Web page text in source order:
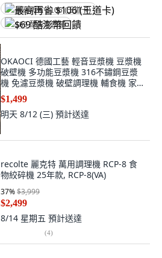
最高再省 $106 (王道卡)
$69 酷澎幣回饋
OKAOCI 德國工藝 輕音豆漿機 豆漿機
破壁機 多功能豆漿機 316不鏽鋼豆漿
機 免濾豆漿機 破壁調理機 輔食機 家
用早餐機 米糊機 智能豆漿機 保溫豆漿
機 自動清洗豆漿機, 沃科奇-706豆漿
機-1.6L雙刀頭
$1,499
明天 8/12 (三) 預計送達
recolte 麗克特 萬用調理機 RCP-8 食
物絞碎機 25年款, RCP-8(VA)
37%$3,999
$2,499
8/14 星期五 預計送達
(4)